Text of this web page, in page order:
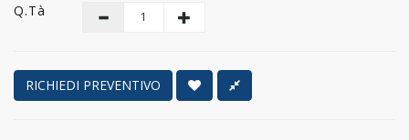
Q.tà
RICHIEDI PREVENTIVO